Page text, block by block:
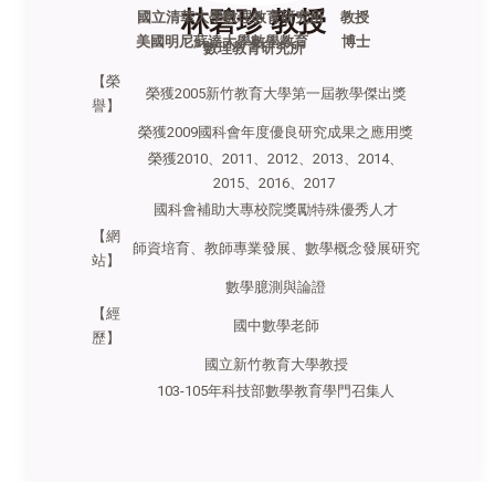
林碧珍 教授
數理教育研究所
國立清華大學數理教育研究所 教授
美國明尼蘇達大學數學教育 博士
【榮
譽】
榮獲2005新竹教育大學第一屆教學傑出獎
榮獲2009國科會年度優良研究成果之應用獎
榮獲2010、2011、2012、2013、2014、
2015、2016、2017
國科會補助大專校院獎勵特殊優秀人才
【網
站】
師資培育、教師專業發展、數學概念發展研究
數學臆測與論證
【經
歷】
國中數學老師
國立新竹教育大學教授
103-105年科技部數學教育學門召集人